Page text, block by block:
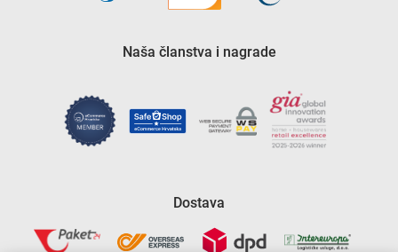
Naša članstva i nagrade
Dostava